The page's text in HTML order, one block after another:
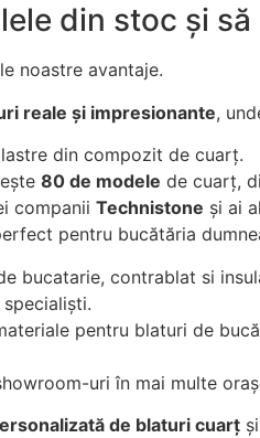
din stoc și
noastre avantaje.
reale și impresionante,
din compozit de cuarț.
80 de modele de cuarț,
companii Technistone și ai
pentru bucătăria
bucatarie, contrablat si
pentru blaturi de
uri în mai multe
de blaturi cuarț